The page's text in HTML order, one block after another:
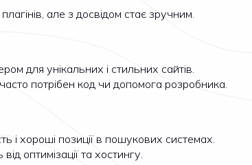
але з досвідом стає зручним.
для унікальних і стильних сайтів.
потрібен код чи допомога розробника.
і хороші позиції в пошукових системах.
оптимізації та хостингу.